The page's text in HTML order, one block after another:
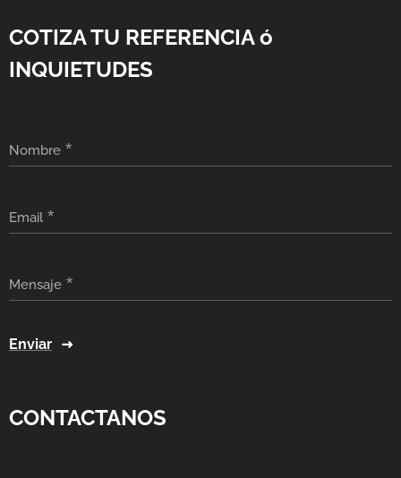
COTIZA TU REFERENCIA ó
INQUIETUDES
Nombre
Email
Mensaje
Enviar
CONTACTANOS